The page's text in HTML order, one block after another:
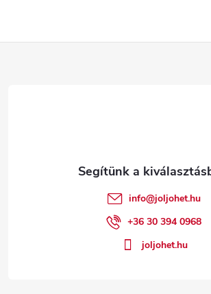
info@joljohet.hu
+36 30 394 0968
joljohet.hu